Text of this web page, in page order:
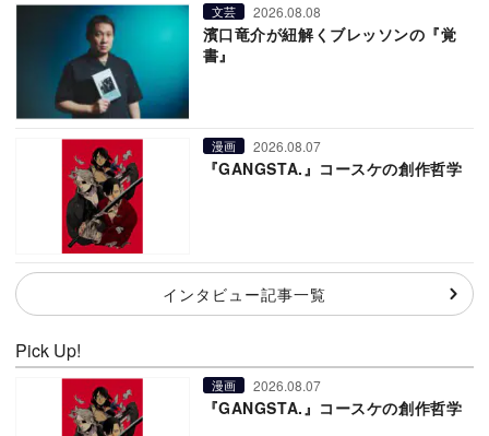
文芸 2026.08.08
濱口竜介が紐解くブレッソンの『覚
書』
漫画 2026.08.07
『GANGSTA.』コースケの創作哲学
インタビュー記事一覧
Pick Up!
漫画 2026.08.07
『GANGSTA.』コースケの創作哲学